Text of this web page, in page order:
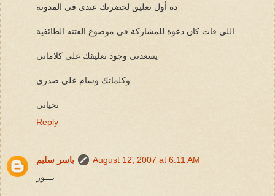
ده أول تعليق لحضرتك عندى فى المدونة
اللى فات كان دعوة للمشاركة فى موضوع الفتنه الطائفية
يسعدنى وجود تعليقك على كلاماتى
وكلماتك وسام على صدرى
تحياتى
Reply
ياسر سليم
August 12, 2007 at 6:11 AM
نـــور